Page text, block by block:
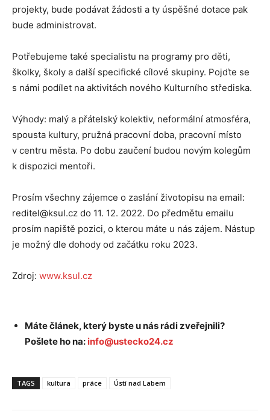
projekty, bude podávat žádosti a ty úspěšné dotace pak
bude administrovat.
Potřebujeme také specialistu na programy pro děti,
školky, školy a další specifické cílové skupiny. Pojďte se
s námi podílet na aktivitách nového Kulturního střediska.
Výhody: malý a přátelský kolektiv, neformální atmosféra,
spousta kultury, pružná pracovní doba, pracovní místo
v centru města. Po dobu zaučení budou novým kolegům
k dispozici mentoři.
Prosím všechny zájemce o zaslání životopisu na email:
reditel@ksul.cz do 11. 12. 2022. Do předmětu emailu
prosím napiště pozici, o kterou máte u nás zájem. Nástup
je možný dle dohody od začátku roku 2023.
Zdroj: www.ksul.cz
Máte článek, který byste u nás rádi zveřejnili?
Pošlete ho na: info@ustecko24.cz
TAGS kultura práce Ústí nad Labem